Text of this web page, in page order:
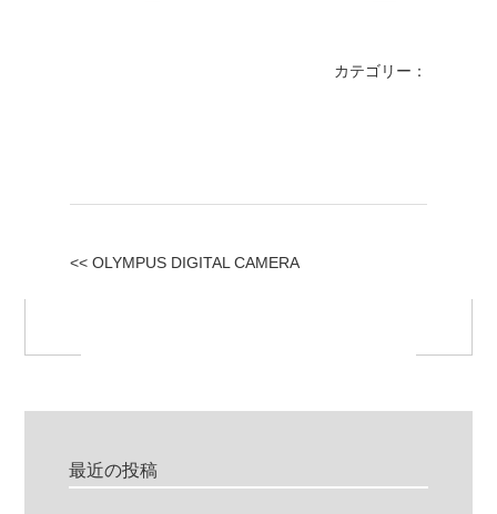
カテゴリー：
<< OLYMPUS DIGITAL CAMERA
最近の投稿